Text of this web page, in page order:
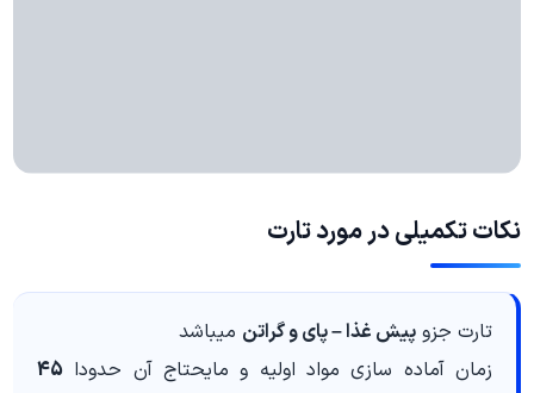
نکات تکمیلی در مورد تارت
تارت جزوپیش غذا – پای و گراتن میباشد
زمان آماده سازی مواد اولیه و مایحتاج آن حدودا 45